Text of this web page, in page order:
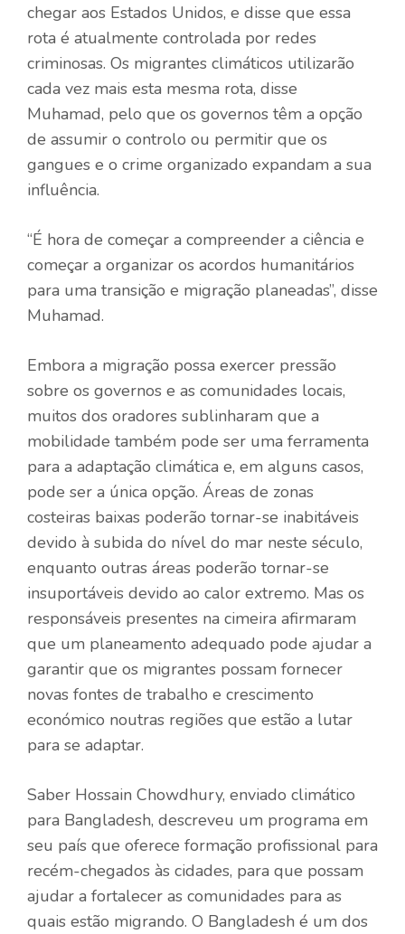
chegar aos Estados Unidos, e disse que essa
rota é atualmente controlada por redes
criminosas. Os migrantes climáticos utilizarão
cada vez mais esta mesma rota, disse
Muhamad, pelo que os governos têm a opção
de assumir o controlo ou permitir que os
gangues e o crime organizado expandam a sua
influência.
“É hora de começar a compreender a ciência e
começar a organizar os acordos humanitários
para uma transição e migração planeadas”, disse
Muhamad.
Embora a migração possa exercer pressão
sobre os governos e as comunidades locais,
muitos dos oradores sublinharam que a
mobilidade também pode ser uma ferramenta
para a adaptação climática e, em alguns casos,
pode ser a única opção. Áreas de zonas
costeiras baixas poderão tornar-se inabitáveis ​​
devido à subida do nível do mar neste século,
enquanto outras áreas poderão tornar-se
insuportáveis ​​devido ao calor extremo. Mas os
responsáveis ​​presentes na cimeira afirmaram
que um planeamento adequado pode ajudar a
garantir que os migrantes possam fornecer
novas fontes de trabalho e crescimento
económico noutras regiões que estão a lutar
para se adaptar.
Saber Hossain Chowdhury, enviado climático
para Bangladesh, descreveu um programa em
seu país que oferece formação profissional para
recém-chegados às cidades, para que possam
ajudar a fortalecer as comunidades para as
quais estão migrando. O Bangladesh é um dos